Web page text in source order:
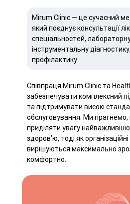
Mirum Clinic — це сучасний
який поєднує консультації
спеціальностей,
інструментальну
профілактику.
Співпраця Mirum Clinic та
забезпечувати комплексний
та підтримувати високі
обслуговування. Ми
приділяти увагу
здоров’ю, тоді як
вирішуються максимально
комфортно.